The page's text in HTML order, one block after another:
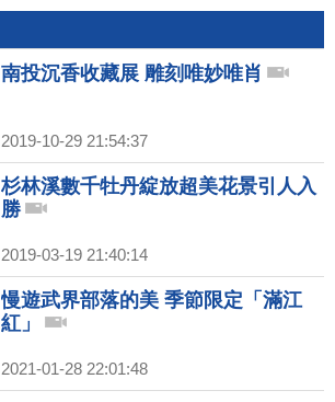
南投沉香收藏展 雕刻唯妙唯肖
2019-10-29 21:54:37
杉林溪數千牡丹綻放超美花景引人入
勝
2019-03-19 21:40:14
慢遊武界部落的美 季節限定「滿江
紅」
2021-01-28 22:01:48